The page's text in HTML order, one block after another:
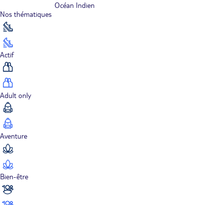
Océan Indien
Nos thématiques
Actif
Adult only
Aventure
Bien-être